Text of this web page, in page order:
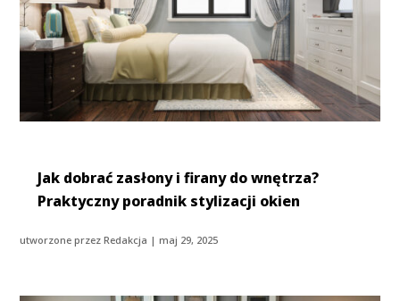
Jak dobrać zasłony i firany do wnętrza?
Praktyczny poradnik stylizacji okien
utworzone przezRedakcja |maj 29, 2025